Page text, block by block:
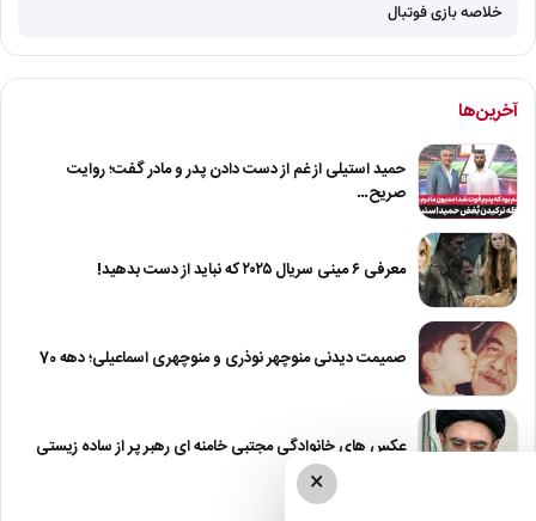
خلاصه بازی فوتبال
آخرین‌ها
حمید استیلی از غم از دست دادن پدر و مادر گفت؛ روایت
صریح…
معرفی ۶ مینی سریال ۲۰۲۵ که نباید از دست بدهید!
صمیمت دیدنی منوچهر نوذری و منوچهری اسماعیلی؛ دهه 70
عکس های خانوادگی مجتبی خامنه ای رهبر پر از ساده زیستی
×